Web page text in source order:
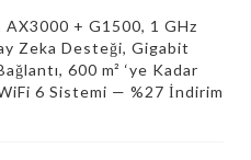
+ G1500, 1 GHz
Zeka Desteği, Gigabit
600 m² ‘ye Kadar
6 Sistemi — %27 İndirim